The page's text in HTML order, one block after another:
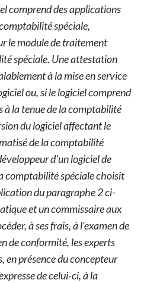
comprend des applications
spéciale,
le module de traitement
spéciale. Une attestation
à la mise en service
ou, si le logiciel comprend
à la tenue de la comptabilité
du logiciel affectant le
de la comptabilité
d'un logiciel de
comptabilité spéciale choisit
du paragraphe 2 ci-
et un commissaire aux
à ses frais, à l'examen de
de conformité, les experts
en présence du concepteur
de celui-ci, à la